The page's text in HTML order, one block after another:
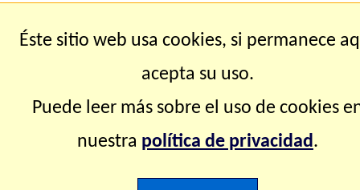
Éste sitio web usa cookies, si permanece
acepta su uso.
Puede leer más sobre el uso de cookies
nuestra política de privacidad.